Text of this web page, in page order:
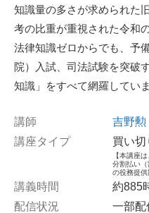
知識量の多さが求められた
考の比重が重視された令和
法律知識ゼロからでも、予
院）入試、司法試験を突破
知識」をすべて網羅していま
講師
吉野勲
講座タイプ
買い切
【本講座
分割払い
の役務提供
講義時間
約885
配信状況
一部配